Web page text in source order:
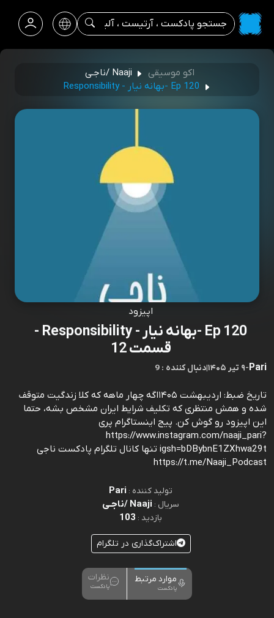
اکو موسیقی
Naaji /ناجـی
Ep 120 -بهانه نیار - Responsibility
اپیزود
Ep 120 -بهانه نیار - Responsibility -
قسمت 12
Pari
-۹ تیر ۱۴۰۵ |9 : دنبال کننده
تاریخ ضبط: اردیبهشت ۱۴۰۵اگه چهار ماهه که کلا زندگیت متوقف
شده و همش منتظری که تکلیف شرایط ایران مشخص بشه، حتما
این اپیزود رو گوش کن. پیج اینستاگرام پری
https://www.instagram.com/naaji_pari?
igsh=bDBybnE1ZXhwa29t تنها کانال تلگرام پادکست ناجی
https://t.me/Naaji_Podcast
تولید کننده : Pari
سریال : Naaji /ناجـی
بازدید : 103
اشتراک‌گذاری در تلگرام
موارد مرتبط
پادکست
نظرات
پادکست